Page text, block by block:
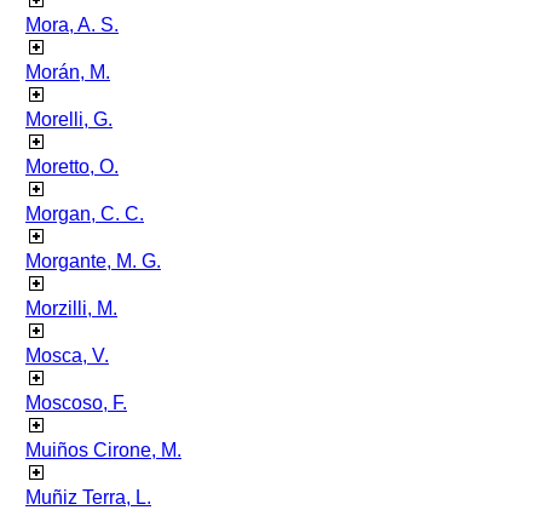
Mora, A. S.
Morán, M.
Morelli, G.
Moretto, O.
Morgan, C. C.
Morgante, M. G.
Morzilli, M.
Mosca, V.
Moscoso, F.
Muiños Cirone, M.
Muñiz Terra, L.